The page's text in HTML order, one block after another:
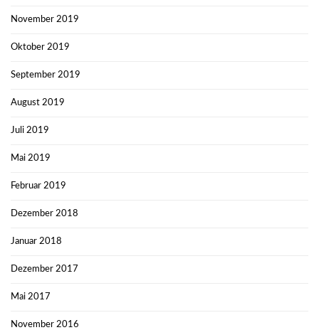
November 2019
Oktober 2019
September 2019
August 2019
Juli 2019
Mai 2019
Februar 2019
Dezember 2018
Januar 2018
Dezember 2017
Mai 2017
November 2016